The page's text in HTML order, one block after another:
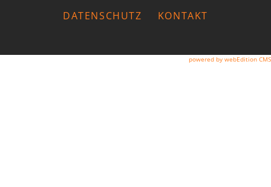
DATENSCHUTZ
KONTAKT
powered by webEdition CMS